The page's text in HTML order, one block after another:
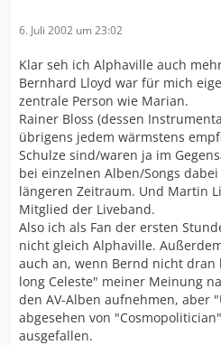
6. Juli 2002 um 23:02
Klar seh ich Alphaville auch
Bernhard Lloyd war für mich
zentrale Person wie Marian.
Rainer Bloss (dessen
übrigens jedem wärmstens
Schulze sind/waren ja im
bei einzelnen Alben/Songs
längeren Zeitraum. Und Martin
Mitglied der Liveband.
Also ich als Fan der ersten
nicht gleich Alphaville.
auch an, wenn Bernd nicht dran
long Celeste" meiner Meinung
den AV-Alben aufnehmen, aber
abgesehen von
ausgefallen.